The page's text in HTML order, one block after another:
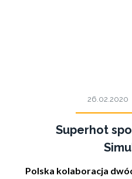
26.02.2020
Superhot
Polska kolaboracja